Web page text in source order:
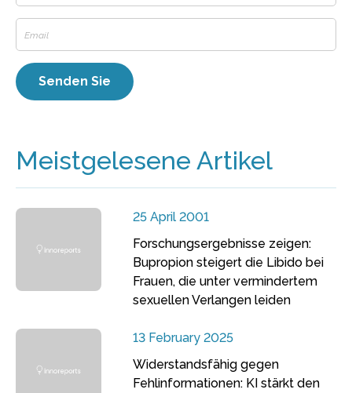
Meistgelesene Artikel
25 April 2001
Forschungsergebnisse zeigen:
Bupropion steigert die Libido bei
Frauen, die unter vermindertem
sexuellen Verlangen leiden
13 February 2025
Widerstandsfähig gegen
Fehlinformationen: KI stärkt den